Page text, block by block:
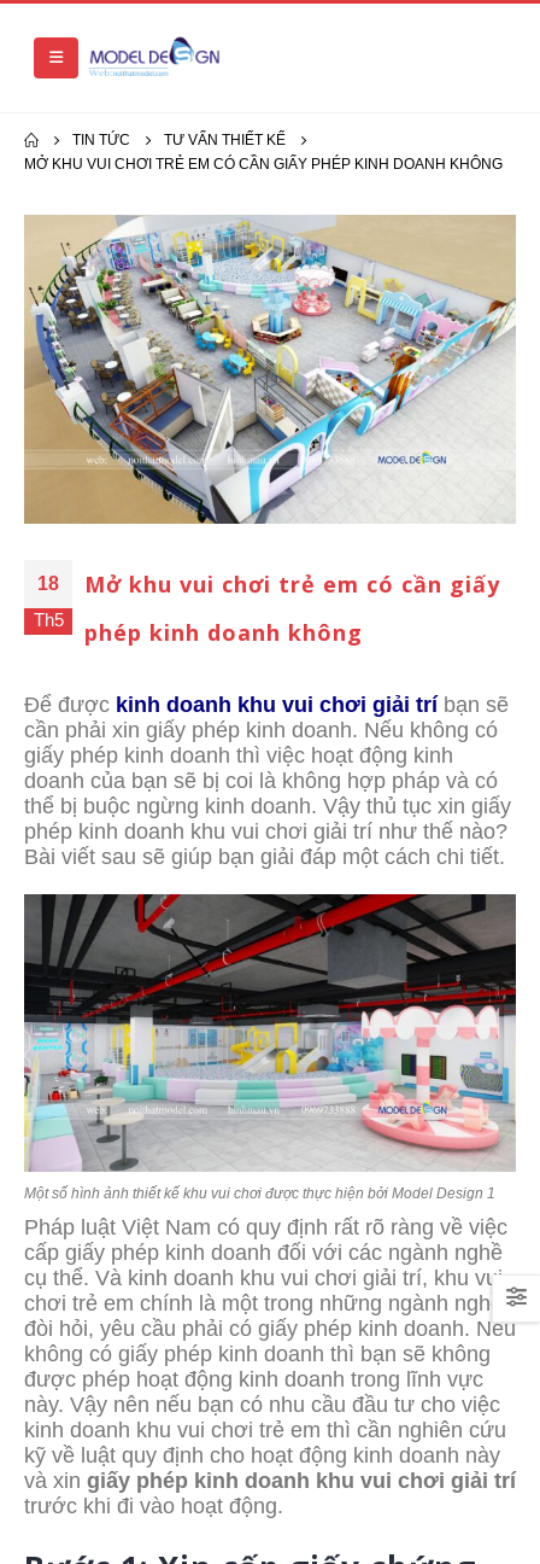
TIN TỨC
TƯ VẤN THIẾT KẾ
MỞ KHU VUI CHƠI TRẺ EM CÓ CẦN GIẤY PHÉP KINH DOANH KHÔNG
18
Th5
Mở khu vui chơi trẻ em có cần giấy
phép kinh doanh không
Để được kinh doanh khu vui chơi giải trí bạn sẽ
cần phải xin giấy phép kinh doanh. Nếu không có
giấy phép kinh doanh thì việc hoạt động kinh
doanh của bạn sẽ bị coi là không hợp pháp và có
thể bị buộc ngừng kinh doanh. Vậy thủ tục xin giấy
phép kinh doanh khu vui chơi giải trí như thế nào?
Bài viết sau sẽ giúp bạn giải đáp một cách chi tiết.
Một số hình ảnh thiết kế khu vui chơi được thực hiện bởi Model Design 1
Pháp luật Việt Nam có quy định rất rõ ràng về việc
cấp giấy phép kinh doanh đối với các ngành nghề
cụ thể. Và kinh doanh khu vui chơi giải trí, khu vui
chơi trẻ em chính là một trong những ngành nghề
đòi hỏi, yêu cầu phải có giấy phép kinh doanh. Nếu
không có giấy phép kinh doanh thì bạn sẽ không
được phép hoạt động kinh doanh trong lĩnh vực
này. Vậy nên nếu bạn có nhu cầu đầu tư cho việc
kinh doanh khu vui chơi trẻ em thì cần nghiên cứu
kỹ về luật quy định cho hoạt động kinh doanh này
và xin giấy phép kinh doanh khu vui chơi giải trí
trước khi đi vào hoạt động.